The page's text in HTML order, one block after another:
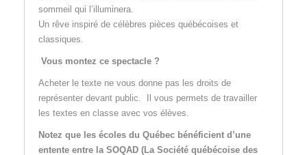
sommeil qui l’illuminera.
Un rêve inspiré de célèbres pièces québécoises et
classiques.
Vous montez ce spectacle ?
Acheter le texte ne vous donne pas les droits de
représenter devant public. Il vous permets de travailler
les textes en classe avec vos élèves.
Notez que les écoles du Québec bénéficient d’une
entente entre la SOQAD (La Société québécoise des